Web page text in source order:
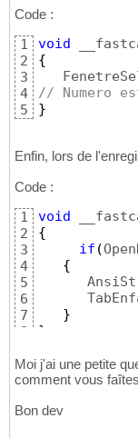
Code :
1
2
3
4
5
void
{
// Numero
}
Enfin, lors de
Code :
1
2
3
4
5
6
7
8
void
{
if (
{
}
}
Moi j'ai une petite
comment vous
Bon dev